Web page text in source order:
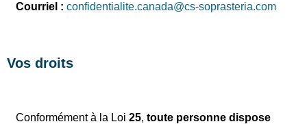
Courriel : confidentialite.canada@cs-soprasteria.com
Vos droits
Conformément à la Loi 25, toute personne dispose